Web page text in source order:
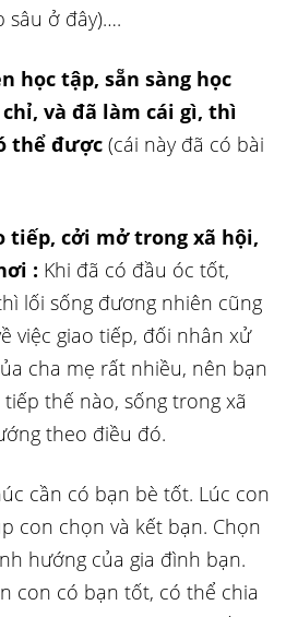
sâu ở đây)….
học tập, sẵn sàng học
và đã làm cái gì, thì
thể được (cái này đã có bài
tiếp, cởi mở trong xã hội,
: Khi đã có đầu óc tốt,
lối sống đương nhiên cũng
việc giao tiếp, đối nhân xử
cha mẹ rất nhiều, nên bạn
thế nào, sống trong xã
theo điều đó.
cần có bạn bè tốt. Lúc con
con chọn và kết bạn. Chọn
hướng của gia đình bạn.
con có bạn tốt, có thể chia